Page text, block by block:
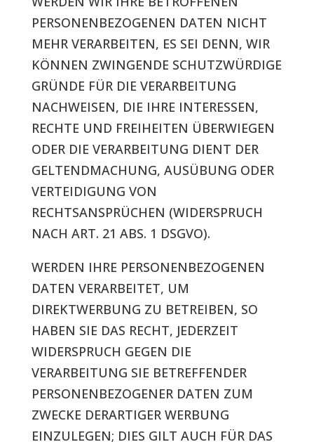
PERSONENBEZOGENEN DATEN NICHT
MEHR VERARBEITEN, ES SEI DENN, WIR
KÖNNEN ZWINGENDE SCHUTZWÜRDIGE
GRÜNDE FÜR DIE VERARBEITUNG
NACHWEISEN, DIE IHRE INTERESSEN,
RECHTE UND FREIHEITEN ÜBERWIEGEN
ODER DIE VERARBEITUNG DIENT DER
GELTENDMACHUNG, AUSÜBUNG ODER
VERTEIDIGUNG VON
RECHTSANSPRÜCHEN (WIDERSPRUCH
NACH ART. 21 ABS. 1 DSGVO).
WERDEN IHRE PERSONENBEZOGENEN
DATEN VERARBEITET, UM
DIREKTWERBUNG ZU BETREIBEN, SO
HABEN SIE DAS RECHT, JEDERZEIT
WIDERSPRUCH GEGEN DIE
VERARBEITUNG SIE BETREFFENDER
PERSONENBEZOGENER DATEN ZUM
ZWECKE DERARTIGER WERBUNG
EINZULEGEN; DIES GILT AUCH FÜR DAS